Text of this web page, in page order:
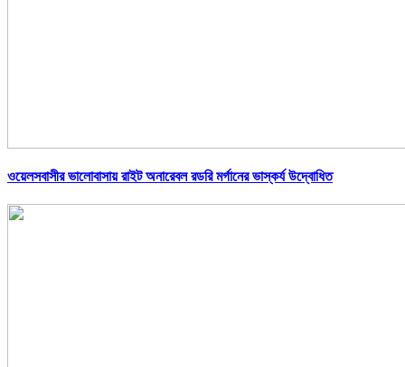
ওয়েলসবাসীর ভালোবাসায় রাইট অনারেবল রডরি মর্গানের ভাস্কর্য উদ্বোধিত